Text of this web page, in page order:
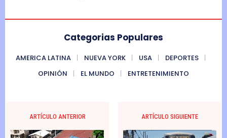
Categorias Populares
AMERICA LATINA NUEVA YORK USA
DEPORTES
OPINIÓN
EL MUNDO ENTRETENIMIENTO
ARTÍCULO ANTERIOR ARTÍCULO SIGUIENTE